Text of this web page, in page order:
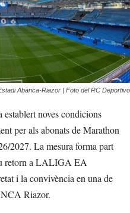
Abanca-Riazor | Foto del RC Deportivo
noves condicions
per als abonats de Marathon
2027. La mesura forma part
retorn a LALIGA EA
i la convivència en una de
Riazor.